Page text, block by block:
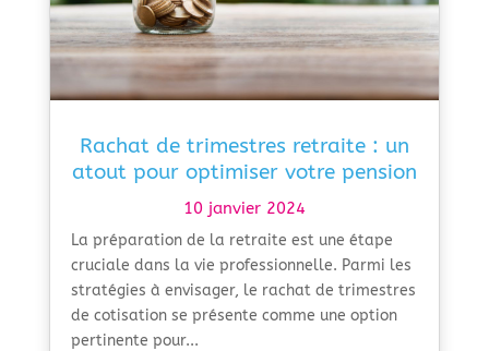
Rachat de trimestres retraite : un
atout pour optimiser votre pension
10 janvier 2024
La préparation de la retraite est une étape
cruciale dans la vie professionnelle. Parmi les
stratégies à envisager, le rachat de trimestres
de cotisation se présente comme une option
pertinente pour...